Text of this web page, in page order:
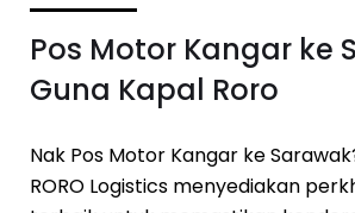
Pos Motor Kangar ke
Guna Kapal Roro
Nak Pos Motor Kangar ke
RORO Logistics menyediakan